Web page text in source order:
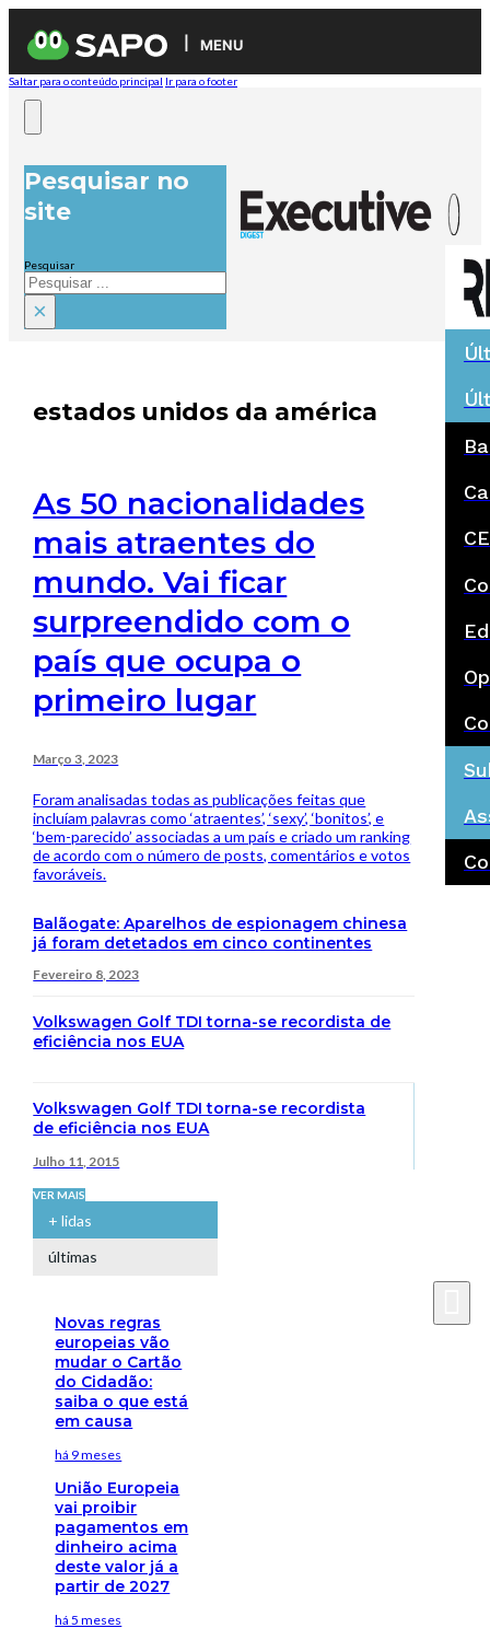
MENU
Saltar para o conteúdo principal Ir para o footer
Pesquisar no
site
Pesquisar
×
estados unidos da américa
As 50 nacionalidades
mais atraentes do
mundo. Vai ficar
surpreendido com o
país que ocupa o
primeiro lugar
Março 3, 2023
Foram analisadas todas as publicações feitas que
incluíam palavras como ‘atraentes’, ‘sexy’, ‘bonitos’, e
‘bem-parecido’ associadas a um país e criado um ranking
de acordo com o número de posts, comentários e votos
favoráveis.
Balãogate: Aparelhos de espionagem chinesa
já foram detetados em cinco continentes
Fevereiro 8, 2023
Volkswagen Golf TDI torna-se recordista de
eficiência nos EUA
Volkswagen Golf TDI torna-se recordista
de eficiência nos EUA
Julho 11, 2015
VER MAIS
+ lidas
últimas
Novas regras
europeias vão
mudar o Cartão
do Cidadão:
saiba o que está
em causa
há 9 meses
União Europeia
vai proibir
pagamentos em
dinheiro acima
deste valor já a
partir de 2027
há 5 meses